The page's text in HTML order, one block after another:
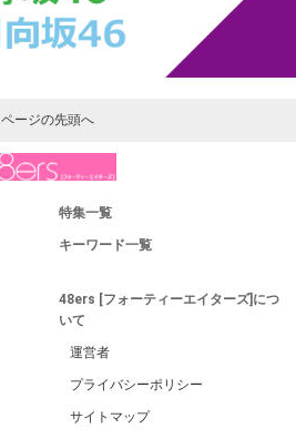
ページの先頭へ
特集一覧
キーワード一覧
48ers [フォーティーエイターズ]につ
いて
運営者
プライバシーポリシー
サイトマップ